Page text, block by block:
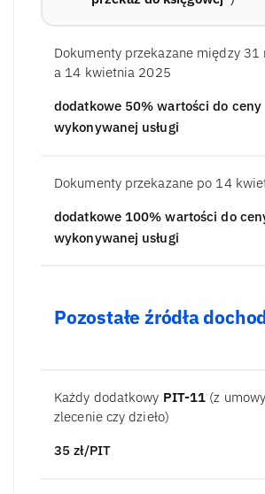
Dokumenty przekazane między 31
a 14 kwietnia 2025
dodatkowe 50% wartości do ceny
wykonywanej usługi
Dokumenty przekazane po 14
dodatkowe 100% wartości do
wykonywanej usługi
Pozostałe źródła
Każdy dodatkowy PIT-11 (z
zlecenie czy dzieło)
35zł/PIT